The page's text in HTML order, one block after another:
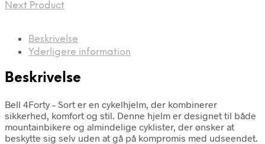
Next Product
Beskrivelse
Yderligere information
Beskrivelse
Bell 4Forty – Sort er en cykelhjelm, der kombinerer
sikkerhed, komfort og stil. Denne hjelm er designet til både
mountainbikere og almindelige cyklister, der ønsker at
beskytte sig selv uden at gå på kompromis med udseendet.